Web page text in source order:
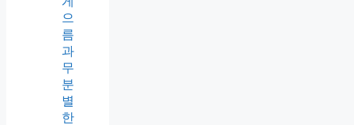
으
름
과
무
분
별
한